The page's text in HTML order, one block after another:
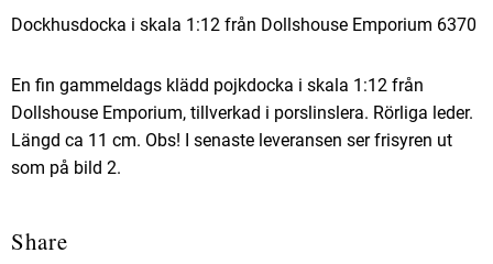
Dockhusdocka i skala 1:12 från Dollshouse Emporium 6370
En fin gammeldags klädd pojkdocka i skala 1:12 från
Dollshouse Emporium, tillverkad i porslinslera. Rörliga leder.
Längd ca 11 cm. Obs! I senaste leveransen ser frisyren ut
som på bild 2.
Share